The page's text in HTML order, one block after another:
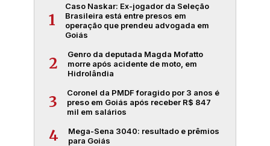
1
Caso Naskar: Ex-jogador da Seleção
Brasileira está entre presos em
operação que prendeu advogada em
Goiás
2
Genro da deputada Magda Mofatto
morre após acidente de moto, em
Hidrolândia
3
Coronel da PMDF foragido por 3 anos é
preso em Goiás após receber R$ 847
mil em salários
4
Mega-Sena 3040: resultado e prêmios
para Goiás